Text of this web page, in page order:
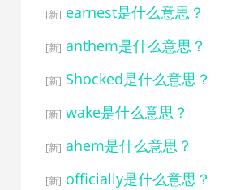
[新] earnest是什么意思？
[新] anthem是什么意思？
[新] Shocked是什么意思？
[新] wake是什么意思？
[新] ahem是什么意思？
[新] officially是什么意思？